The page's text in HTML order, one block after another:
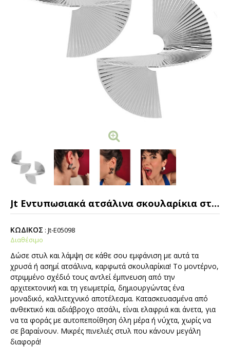
Jt Εντυπωσιακά ατσάλινα σκουλαρίκια στριφτή βεντάλια
ΚΩΔΙΚΟΣ : Jt-E05098
Διαθέσιμο
Δώσε στυλ και λάμψη σε κάθε σου εμφάνιση με αυτά τα
χρυσά ή ασημί ατσάλινα, καρφωτά σκουλαρίκια! Το μοντέρνο,
στριμμένο σχέδιό τους αντλεί έμπνευση από την
αρχιτεκτονική και τη γεωμετρία, δημιουργώντας ένα
μοναδικό, καλλιτεχνικό αποτέλεσμα. Κατασκευασμένα από
ανθεκτικό και αδιάβροχο ατσάλι, είναι ελαφριά και άνετα, για
να τα φοράς με αυτοπεποίθηση όλη μέρα ή νύχτα, χωρίς να
σε βαραίνουν. Μικρές πινελιές στυλ που κάνουν μεγάλη
διαφορά!